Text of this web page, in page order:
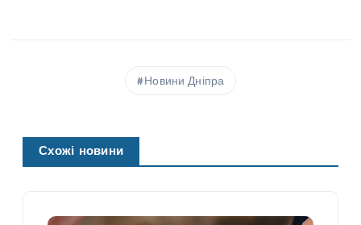
Новини Дніпра
Схожі новини